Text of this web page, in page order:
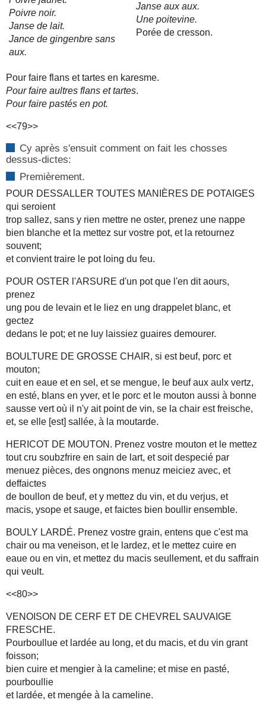
Poivre noir.
Janse de lait.
Jance de gingenbre sans
aux.
Janse aux aux.
Une poitevine.
Porée de cresson.
Pour faire flans et tartes en karesme.
Pour faire aultres flans et tartes.
Pour faire pastés en pot.
<<79>>
Cy après s'ensuit comment on fait les chosses
dessus-dictes:
Premièrement.
POUR DESSALLER TOUTES MANIÈRES DE POTAIGES
qui seroient
trop sallez, sans y rien mettre ne oster, prenez une nappe
bien blanche et la mettez sur vostre pot, et la retournez
souvent;
et convient traire le pot loing du feu.
POUR OSTER l'ARSURE d'un pot que l'en dit aours,
prenez
ung pou de levain et le liez en ung drappelet blanc, et
gectez
dedans le pot; et ne luy laissiez guaires demourer.
BOULTURE DE GROSSE CHAIR, si est beuf, porc et
mouton;
cuit en eaue et en sel, et se mengue, le beuf aux aulx vertz,
en esté, blans en yver, et le porc et le mouton aussi à bonne
sausse vert où il n'y ait point de vin, se la chair est freische,
et, se elle [est] sallée, à la moutarde.
HERICOT DE MOUTON. Prenez vostre mouton et le mettez
tout cru soubzfrire en sain de lart, et soit despecié par
menuez pièces, des ongnons menuz meiciez avec, et
deffaictes
de boullon de beuf, et y mettez du vin, et du verjus, et
macis, ysope et sauge, et faictes bien boullir ensemble.
BOULY LARDÉ. Prenez vostre grain, entens que c'est ma
chair ou ma veneison, et le lardez, et le mettez cuire en
eaue ou en vin, et mettez du macis seullement, et du saffrain
qui veult.
<<80>>
VENOISON DE CERF ET DE CHEVREL SAUVAIGE
FRESCHE.
Pourboullue et lardée au long, et du macis, et du vin grant
foisson;
bien cuire et mengier à la cameline; et mise en pasté,
pourboullie
et lardée, et mengée à la cameline.